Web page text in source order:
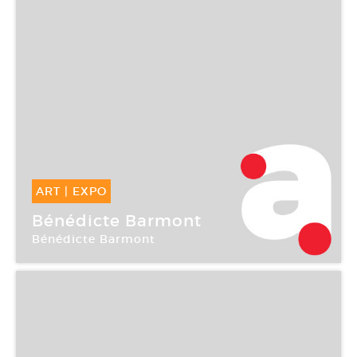
ART | EXPO
28 Mai -12 Juin 2004
Bénédicte Barmont
Bénédicte Barmont